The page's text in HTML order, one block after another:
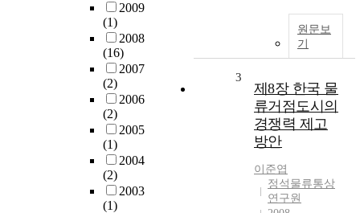
2009
(1)
2008
(16)
2007
(2)
2006
(2)
2005
(1)
2004
(2)
2003
(1)
원문보
기
3
제8장 한국 물
류거점도시의
경쟁력 제고
방안
이준엽
정석물류통상
연구원